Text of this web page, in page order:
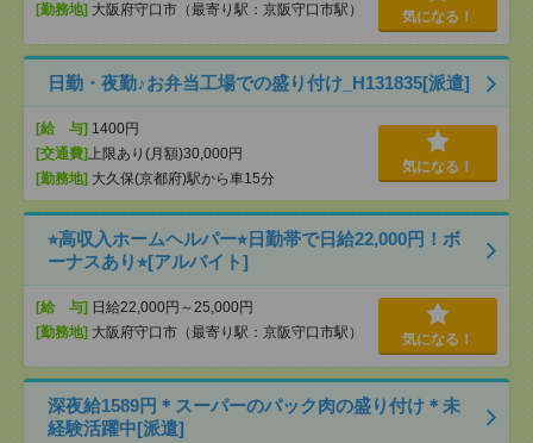
[勤務地] 大阪府守口市（最寄り駅：京阪守口市駅） 気になる！
日勤・夜勤♪お弁当工場での盛り付け_H131835[派遣]
[給 与] 1400円
[交通費] 上限あり(月額)30,000円
[勤務地] 大久保(京都府)駅から車15分
気になる！
⭐︎高収入ホームヘルパー⭐︎日勤帯で日給22,000円！ボ
ーナスあり⭐︎[アルバイト]
[給 与] 日給22,000円～25,000円
[勤務地] 大阪府守口市（最寄り駅：京阪守口市駅） 気になる！
深夜給1589円＊スーパーのパック肉の盛り付け＊未
経験活躍中[派遣]